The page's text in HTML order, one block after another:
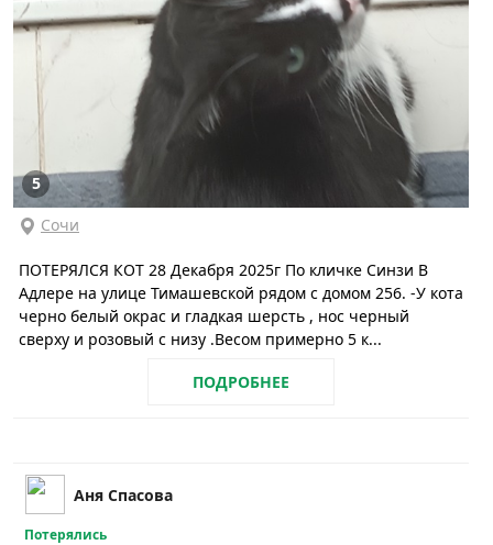
5
Сочи
ПОТЕРЯЛСЯ КОТ 28 Декабря 2025г По кличке Синзи В
Адлере на улице Тимашевской рядом с домом 256. -У кота
черно белый окрас и гладкая шерсть , нос черный
сверху и розовый с низу .Весом примерно 5 к...
ПОДРОБНЕЕ
Аня Спасова
Потерялись